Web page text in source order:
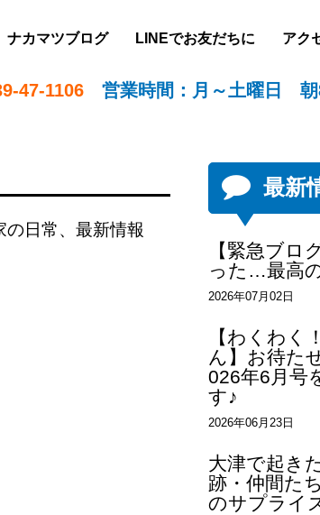
ナカマツブログ LINEでお友だちに アク
47-1106 営業時間：月～土曜日 朝
の日常、 最新情報
最新
【緊急ブロ
った…最高の
2026年07月02日
【わくわく
ん】お待た
026年6月号
す♪
2026年06月23日
大津で起き
跡・仲間た
のサプライ